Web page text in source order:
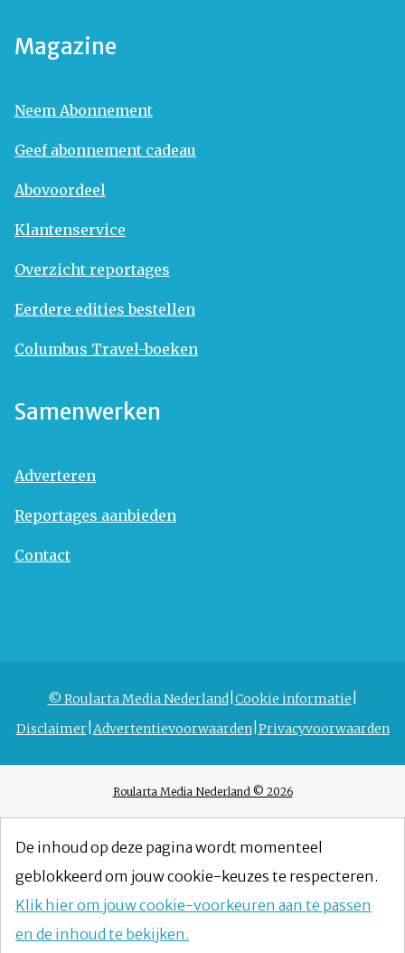
Magazine
Neem Abonnement
Geef abonnement cadeau
Abovoordeel
Klantenservice
Overzicht reportages
Eerdere edities bestellen
Columbus Travel-boeken
Samenwerken
Adverteren
Reportages aanbieden
Contact
© Roularta Media Nederland Cookie informatie
Disclaimer Advertentievoorwaarden Privacyvoorwaarden
Roularta Media Nederland © 2026
De inhoud op deze pagina wordt momenteel
geblokkeerd om jouw cookie-keuzes te respecteren.
Klik hier om jouw cookie-voorkeuren aan te passen
en de inhoud te bekijken.